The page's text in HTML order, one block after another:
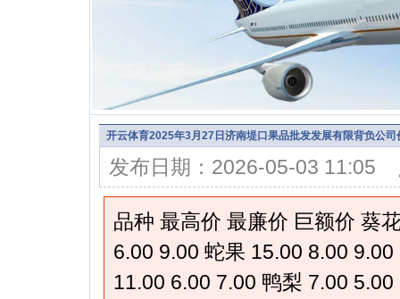
开云体育2025年3月27日济南堤口果品批发发展有限背负公
发布日期：2026-05-03 11:05
品种 最高价 最廉价 巨额价 葵
6.00 9.00 蛇果 15.00 8.00
11.00 6.00 7.00 鸭梨 7.00